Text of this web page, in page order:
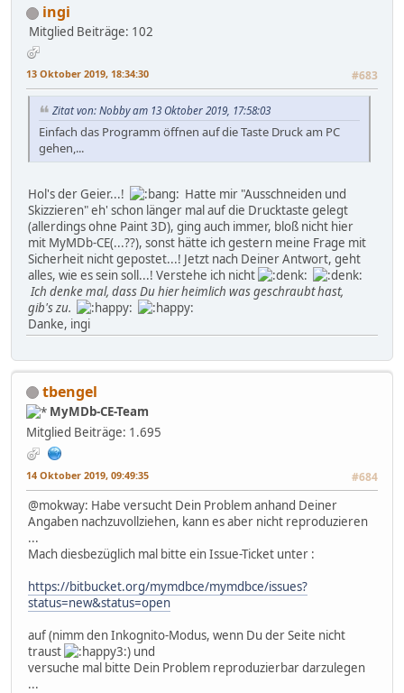
ingi
Mitglied Beiträge: 102
13 Oktober 2019, 18:34:30 #683
Zitat von: Nobby am 13 Oktober 2019, 17:58:03
Einfach das Programm öffnen auf die Taste Druck am PC
gehen,...
Hol's der Geier...!
Hatte mir "Ausschneiden und
Skizzieren" eh' schon länger mal auf die Drucktaste gelegt
(allerdings ohne Paint 3D), ging auch immer, bloß nicht hier
mit MyMDb-CE(...??), sonst hätte ich gestern meine Frage mit
Sicherheit nicht gepostet...! Jetzt nach Deiner Antwort, geht
alles, wie es sein soll...! Verstehe ich nicht
Ich denke mal, dass Du hier heimlich was geschraubt hast,
gib's zu.
Danke, ingi
tbengel
MyMDb-CE-Team
Mitglied Beiträge: 1.695
14 Oktober 2019, 09:49:35 #684
@mokway: Habe versucht Dein Problem anhand Deiner
Angaben nachzuvollziehen, kann es aber nicht reproduzieren
...
Mach diesbezüglich mal bitte ein Issue-Ticket unter :
https://bitbucket.org/mymdbce/mymdbce/issues?
status=new&status=open
auf (nimm den Inkognito-Modus, wenn Du der Seite nicht
traust
) und
versuche mal bitte Dein Problem reproduzierbar darzulegen
...